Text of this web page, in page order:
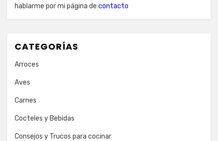
hablarme por mi página de contacto
CATEGORÍAS
Arroces
Aves
Carnes
Cocteles y Bebidas
Consejos y Trucos para cocinar